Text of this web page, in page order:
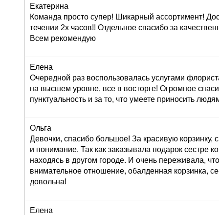
Екатерина
Команда просто супер! Шикарный ассортимент!
течении 2х часов!! Отдельное спасибо за
Всем рекомендую
Елена
Очередной раз воспользовалась услугами
на высшем уровне, все в восторге! Огромное
пунктуальность и за то, что умеете приносить
Ольга
Девочки, спасибо большое! За красивую корзинку,
и понимание. Так как заказывала подарок сестре
находясь в другом городе. И очень переживала,
внимательное отношение, обалденная корзинка,
довольна!
Елена